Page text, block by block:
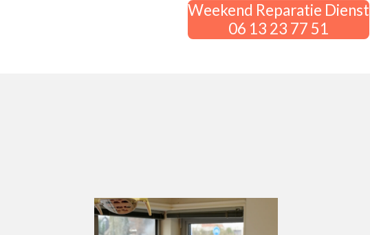
Weekend Reparatie Dienst
06 13 23 77 51